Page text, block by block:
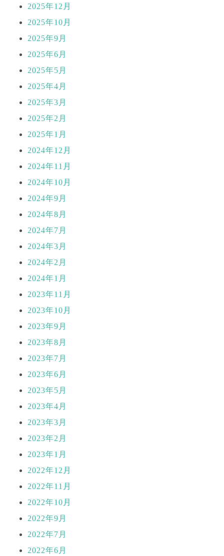
2025年12月
2025年10月
2025年9月
2025年6月
2025年5月
2025年4月
2025年3月
2025年2月
2025年1月
2024年12月
2024年11月
2024年10月
2024年9月
2024年8月
2024年7月
2024年3月
2024年2月
2024年1月
2023年11月
2023年10月
2023年9月
2023年8月
2023年7月
2023年6月
2023年5月
2023年4月
2023年3月
2023年2月
2023年1月
2022年12月
2022年11月
2022年10月
2022年9月
2022年7月
2022年6月